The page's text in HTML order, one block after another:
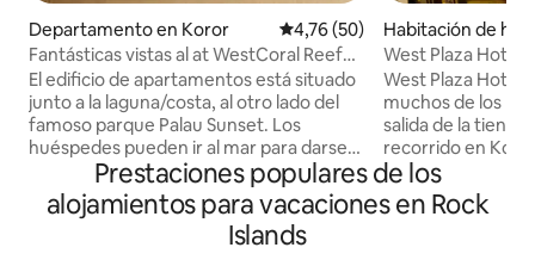
Departamento en Koror Calificación promedio: 4,76 de
4,76 (50)
Fantásticas vistas al at WestCoral Reef
con vistas al atardecer
El edificio de apartamentos está situado
junto a la laguna/costa, al otro lado del
famoso parque Palau Sunset. Los
huéspedes pueden ir al mar para darse
un chapuzón rápido o simplemente
pasear por el parque, saborear aire
fresco, disfrutar del barrio local. Pizzería,
cafetería está a unos ocho minutos a pie.
Habitación de
West Plaza Hotel
habitación y dos
West Plaza Hotel
muchos de los
salida de la tienda
recorrido en
dos dormitorios
completo,
amplia sala de
Prestaciones populares de los
alojamientos para vacaciones en Rock
Islands